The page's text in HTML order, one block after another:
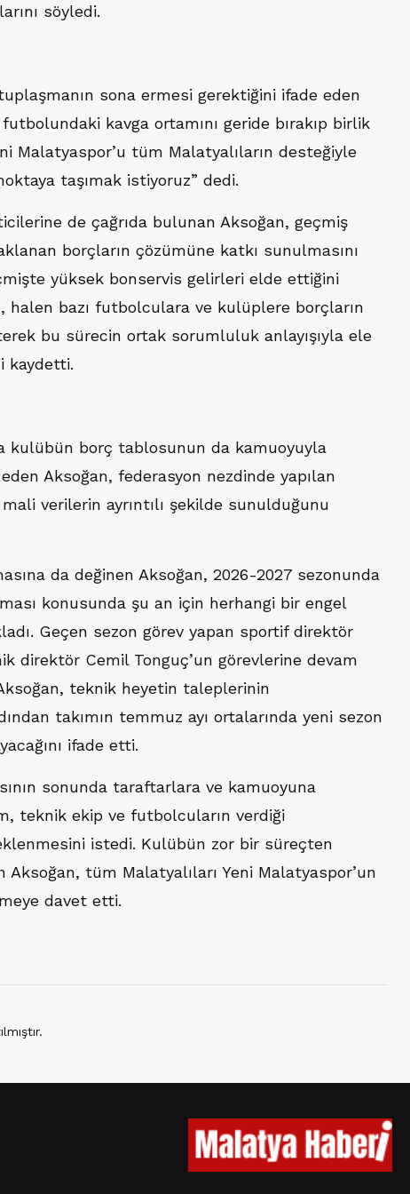
söyledi.
sona ermesi gerektiğini ifade eden
kavga ortamını geride bırakıp birlik
Malatyaspor’u tüm Malatyalıların desteğiyle
taşımak istiyoruz” dedi.
de çağrıda bulunan Aksoğan, geçmiş
borçların çözümüne katkı sunulmasını
yüksek bonservis gelirleri elde ettiğini
halen bazı futbolculara ve kulüplere borçların
bu sürecin ortak sorumluluk anlayışıyla ele
kaydetti.
kulübün borç tablosunun da kamuoyuyla
eden Aksoğan, federasyon nezdinde yapılan
verilerin ayrıntılı şekilde sunulduğunu
da değinen Aksoğan, 2026-2027 sezonunda
konusunda şu an için herhangi bir engel
Geçen sezon görev yapan sportif direktör
direktör Cemil Tonguç’un görevlerine devam
teknik heyetin taleplerinin
takımın temmuz ayı ortalarında yeni sezon
ifade etti.
sonunda taraftarlara ve kamuoyuna
teknik ekip ve futbolcuların verdiği
istedi. Kulübün zor bir süreçten
Aksoğan, tüm Malatyalıları Yeni Malatyaspor’un
davet etti.